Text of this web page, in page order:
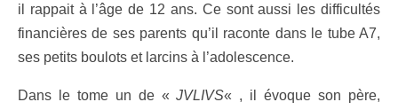
il rappait à l’âge de 12 ans. Ce sont aussi les difficultés
financières de ses parents qu’il raconte dans le tube A7,
ses petits boulots et larcins à l’adolescence.
Dans le tome un de «JVLIVS« , il évoque son père,